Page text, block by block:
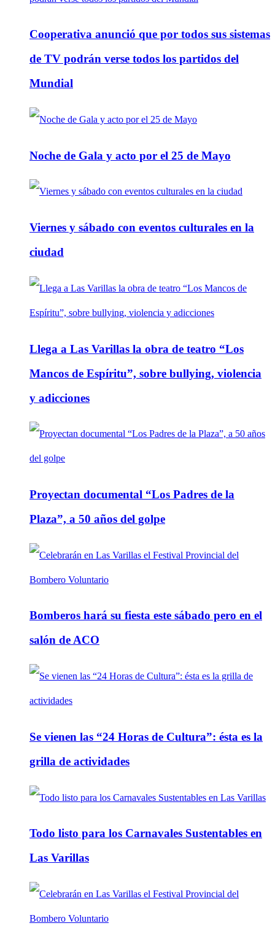
Cooperativa anunció que por todos sus sistemas
de TV podrán verse todos los partidos del
Mundial
Noche de Gala y acto por el 25 de Mayo
Viernes y sábado con eventos culturales en la
ciudad
Llega a Las Varillas la obra de teatro “Los
Mancos de Espíritu”, sobre bullying, violencia
y adicciones
Proyectan documental “Los Padres de la
Plaza”, a 50 años del golpe
Bomberos hará su fiesta este sábado pero en el
salón de ACO
Se vienen las “24 Horas de Cultura”: ésta es la
grilla de actividades
Todo listo para los Carnavales Sustentables en
Las Varillas